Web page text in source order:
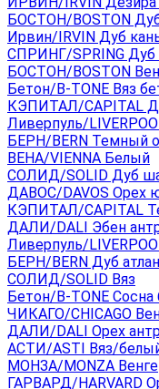
БОСТОН/BOSTON
Ирвин/IRVIN Дуб
СПРИНГ/SPRING Дуб
БОСТОН/BOSTON
Бетон/B-TONE Вяз
КЭПИТАЛ/CAPITAL
Ливерпуль/
БЕРН/BERN Темный
ВЕНА/VIENNA Белый
СОЛИД/SOLID Дуб
ДАВОС/DAVOS Орех
КЭПИТАЛ/CAPITAL
ДАЛИ/DALI Эбен
Ливерпуль/
БЕРН/BERN Дуб
СОЛИД/SOLID Вяз
Бетон/B-TONE
ЧИКАГО/CHICAGO
ДАЛИ/DALI Орех
АСТИ/ASTI Вяз/
МОНЗА/MONZA Венге
ГАРВАРД/HARVARD